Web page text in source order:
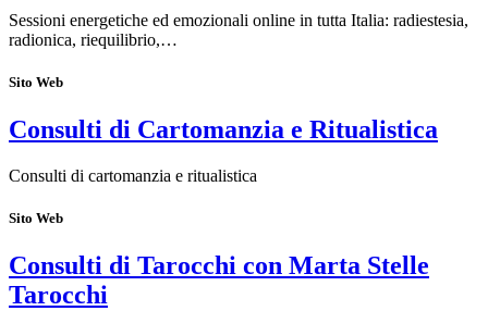
Sessioni energetiche ed emozionali online in tutta Italia: radiestesia,
radionica, riequilibrio,…
Sito Web
Consulti di Cartomanzia e Ritualistica
Consulti di cartomanzia e ritualistica
Sito Web
Consulti di Tarocchi con Marta Stelle
Tarocchi